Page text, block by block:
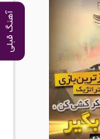
آهنگ قبلی